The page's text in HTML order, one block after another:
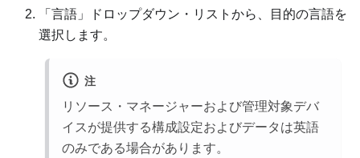
「言語」ドロップダウン・リストから、目的の言語を
選択します。
注
リソース・マネージャーおよび管理対象デバ
イスが提供する構成設定およびデータは英語
のみである場合があります。